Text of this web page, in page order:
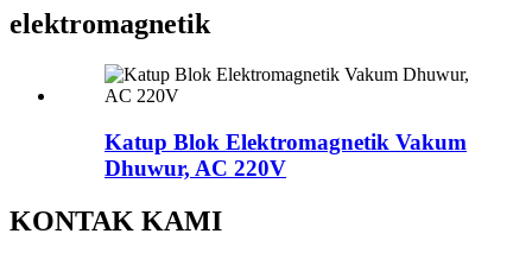
elektromagnetik
Katup Blok Elektromagnetik Vakum
Dhuwur, AC 220V
KONTAK KAMI